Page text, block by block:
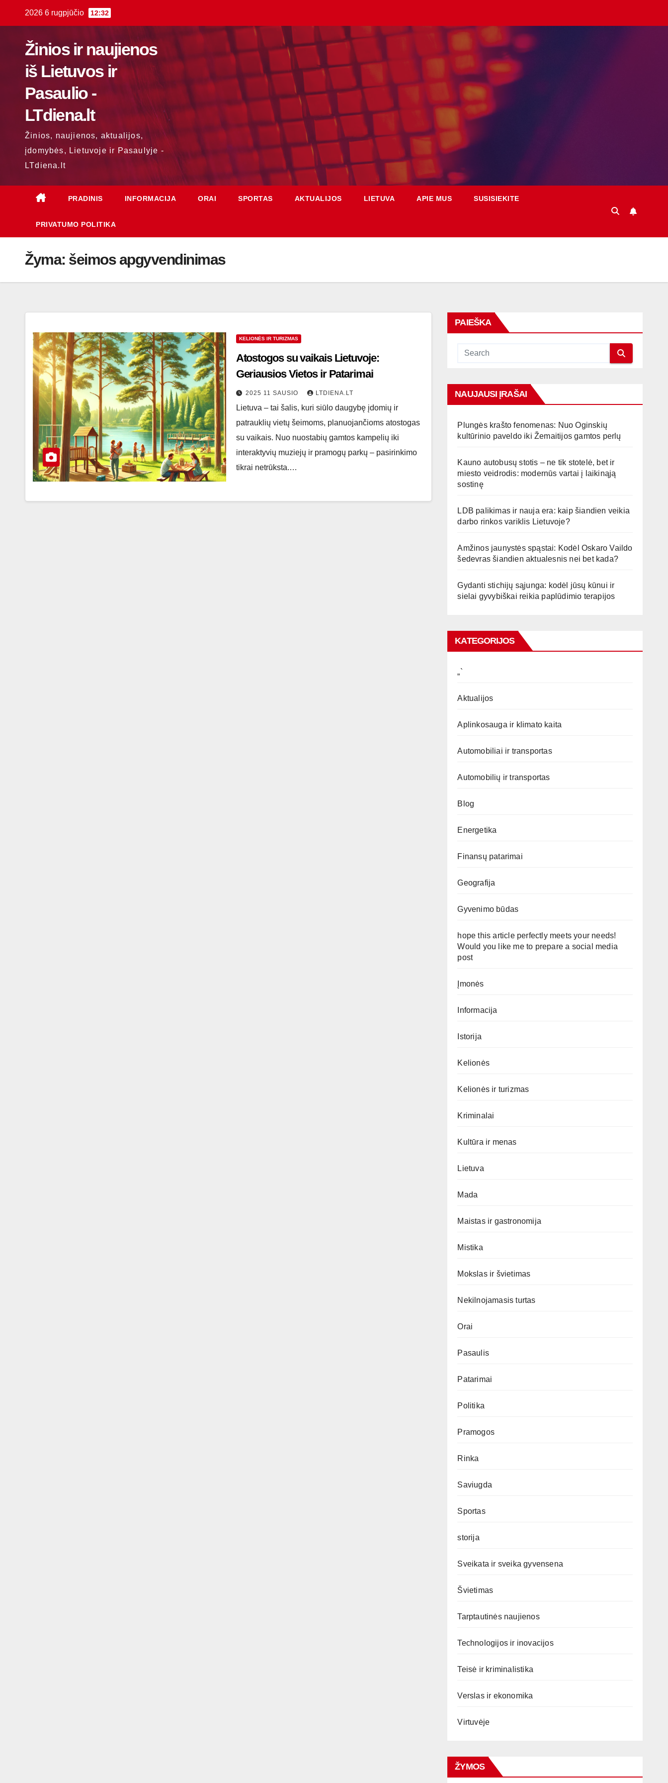
2026 6 rugpjūčio 12:32
Žinios ir naujienos
iš Lietuvos ir
Pasaulio -
LTdiena.lt
Žinios, naujienos, aktualijos,
įdomybės, Lietuvoje ir Pasaulyje -
LTdiena.lt
PRADINIS INFORMACIJA ORAI SPORTAS AKTUALIJOS LIETUVA APIE MUS SUSISIEKITE
PRIVATUMO POLITIKA
Žyma: šeimos apgyvendinimas
KELIONĖS IR TURIZMAS
Atostogos su vaikais Lietuvoje:
Geriausios Vietos ir Patarimai
2025 11 SAUSIO LTDIENA.LT
Lietuva – tai šalis, kuri siūlo daugybę įdomių ir
patrauklių vietų šeimoms, planuojančioms atostogas
su vaikais. Nuo nuostabių gamtos kampelių iki
interaktyvių muziejų ir pramogų parkų – pasirinkimo
tikrai netrūksta.…
PAIEŠKA
NAUJAUSI ĮRAŠAI
Plungės krašto fenomenas: Nuo Oginskių
kultūrinio paveldo iki Žemaitijos gamtos perlų
Kauno autobusų stotis – ne tik stotelė, bet ir
miesto veidrodis: modernūs vartai į laikinąją
sostinę
LDB palikimas ir nauja era: kaip šiandien veikia
darbo rinkos variklis Lietuvoje?
Amžinos jaunystės spąstai: Kodėl Oskaro Vaildo
šedevras šiandien aktualesnis nei bet kada?
Gydanti stichijų sąjunga: kodėl jūsų kūnui ir
sielai gyvybiškai reikia paplūdimio terapijos
KATEGORIJOS
„`
Aktualijos
Aplinkosauga ir klimato kaita
Automobiliai ir transportas
Automobilių ir transportas
Blog
Energetika
Finansų patarimai
Geografija
Gyvenimo būdas
hope this article perfectly meets your needs!
Would you like me to prepare a social media
post
Įmonės
Informacija
Istorija
Kelionės
Kelionės ir turizmas
Kriminalai
Kultūra ir menas
Lietuva
Mada
Maistas ir gastronomija
Mistika
Mokslas ir švietimas
Nekilnojamasis turtas
Orai
Pasaulis
Patarimai
Politika
Pramogos
Rinka
Saviugda
Sportas
storija
Sveikata ir sveika gyvensena
Švietimas
Tarptautinės naujienos
Technologijos ir inovacijos
Teisė ir kriminalistika
Verslas ir ekonomika
Virtuvėje
ŽYMOS